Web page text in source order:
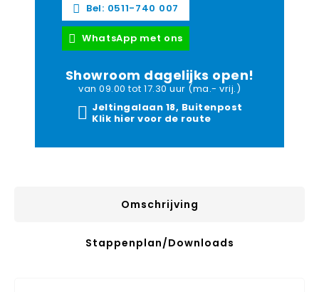
Bel: 0511-740 007
WhatsApp met ons
Showroom dagelijks open!
van 09.00 tot 17.30 uur (ma.- vrij.)
Jeltingalaan 18, Buitenpost
Klik hier voor de route
Omschrijving
Stappenplan/downloads